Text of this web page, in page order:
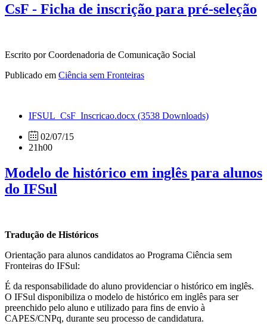
CsF - Ficha de inscrição para pré-seleção
Escrito por Coordenadoria de Comunicação Social
Publicado em Ciência sem Fronteiras
IFSUL_CsF_Inscricao.docx (3538 Downloads)
02/07/15
21h00
Modelo de histórico em inglês para alunos
do IFSul
Tradução de Históricos
Orientação para alunos candidatos ao Programa Ciência sem
Fronteiras do IFSul:
É da responsabilidade do aluno providenciar o histórico em inglês.
O IFSul disponibiliza o modelo de histórico em inglês para ser
preenchido pelo aluno e utilizado para fins de envio à
CAPES/CNPq, durante seu processo de candidatura.